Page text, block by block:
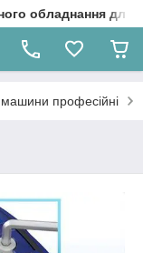
обладнання
професійні